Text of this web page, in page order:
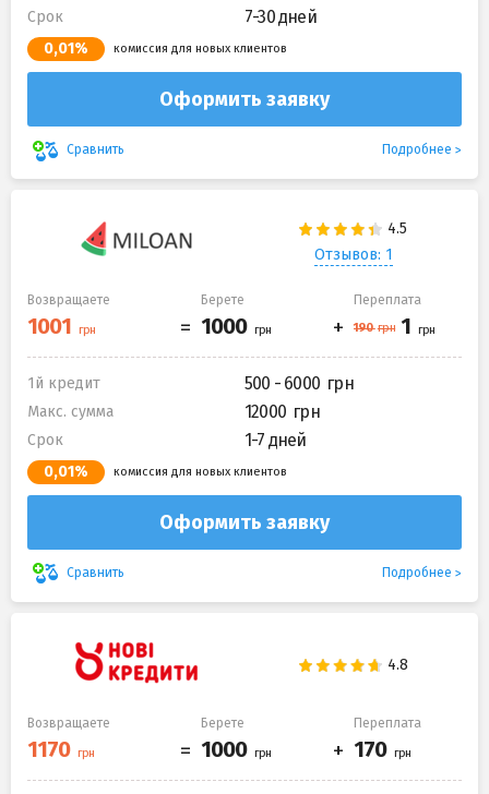
Срок 7-30 дней
0,01% комиссия для новых клиентов
Оформить заявку
Сравнить Подробнее
Отзывов: 1
Возвращаете Берете Переплата
1й кредит 500 - 6000
Макс. сумма 12000
Срок 1-7 дней
0,01% комиссия для новых клиентов
Оформить заявку
Сравнить Подробнее
Возвращаете Берете Переплата